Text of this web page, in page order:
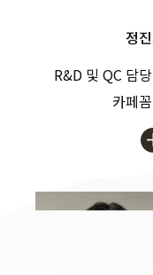
정
R&D 및 QC 담
카페